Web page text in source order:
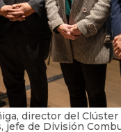
director del Clúster
jefe de División